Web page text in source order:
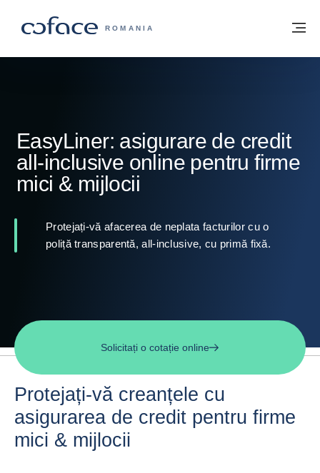
COFACE FOR TRADE - WEBSITE GRUP
ROMANIA
Înapoi la pagina de start
EasyLiner: asigurare de credit
all-inclusive online pentru firme
mici & mijlocii
Protejați-vă afacerea de neplata facturilor cu o
poliță transparentă, all-inclusive, cu primă fixă.
Solicitați o cotație online
Protejați-vă creanțele cu
asigurarea de credit pentru firme
mici & mijlocii